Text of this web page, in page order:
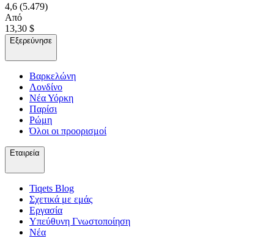
4,6 (5.479)
Από
13,30 $
Εξερεύνησε
Βαρκελώνη
Λονδίνο
Νέα Υόρκη
Παρίσι
Ρώμη
Όλοι οι προορισμοί
Εταιρεία
Tiqets Βlog
Σχετικά με εμάς
Εργασία
Υπεύθυνη Γνωστοποίηση
Νέα